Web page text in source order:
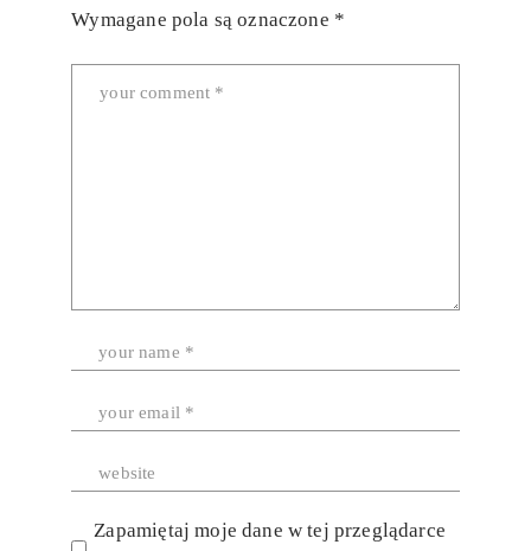
Wymagane pola są oznaczone *
Zapamiętaj moje dane w tej przeglądarce